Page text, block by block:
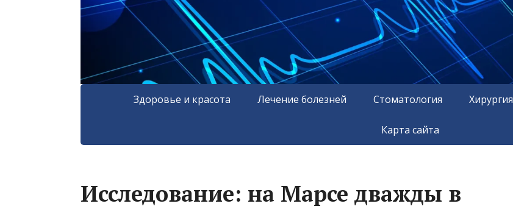
Здоровье и красота Лечение болезней Стоматология Хирургия
Карта сайта
Исследование: на Марсе дважды в